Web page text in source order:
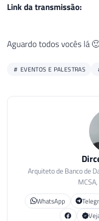
Link da transmissão:
Aguardo todos vocês lá
EVENTOS E PALESTRAS
Arquiteto de Banco de
WhatsApp